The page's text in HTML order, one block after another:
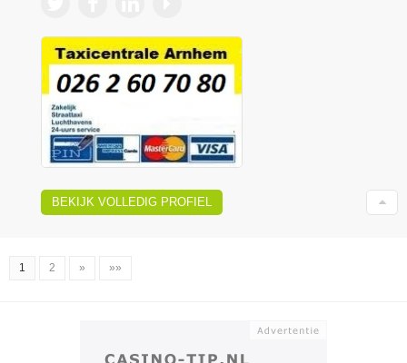
BEKIJK VOLLEDIG PROFIEL
1 2 » »»